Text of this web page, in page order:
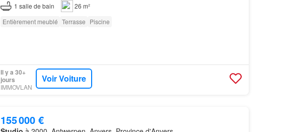
1 salle de bain
26 m²
Entièrement meublé Terrasse Piscine
Il y a 30+
jours
IMMOVLAN
Voir Voiture
155 000 €